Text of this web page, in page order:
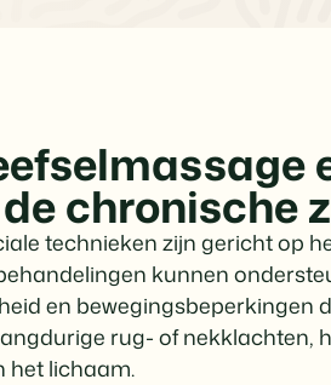
chronische
technieken zijn gericht op
kunnen
en bewegingsbeperkingen
rug- of nekklachten,
het lichaam.